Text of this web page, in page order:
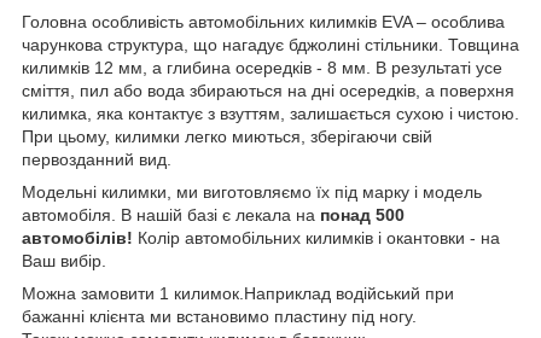
Головна особливість автомобільних килимків EVA – особлива
чарункова структура, що нагадує бджолині стільники. Товщина
килимків 12 мм, а глибина осередків - 8 мм. В результаті усе
сміття, пил або вода збираються на дні осередків, а поверхня
килимка, яка контактує з взуттям, залишається сухою і чистою.
При цьому, килимки легко миються, зберігаючи свій
первозданний вид.
Модельні килимки, ми виготовляємо їх під марку і модель
автомобіля. В нашій базі є лекала на понад 500
автомобілів! Колір автомобільних килимків і окантовки - на
Ваш вибір.
Можна замовити 1 килимок.Наприклад водійський при
бажанні клієнта ми встановимо пластину під ногу.